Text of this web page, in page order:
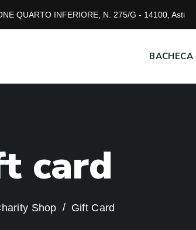
QUARTO INFERIORE, N. 275/G - 14100, Asti
BACHECA
t card
Shop Gift Card